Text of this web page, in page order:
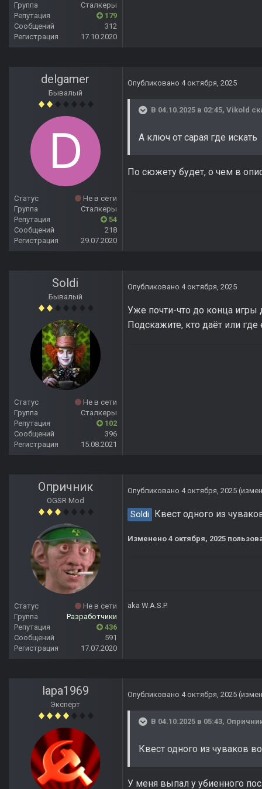
Группа
Сталкеры
Репутация
179
Сообщений
312
Регистрация
17.10.2020
delgamer
Бывалый
Статус
Не в сети
Группа
Сталкеры
Репутация
54
Сообщений
218
Регистрация
29.07.2020
Опубликовано 4 октября, 2025
В 04.10.2025 в 02:45, Vikold
А ключ от сарая где искать
По сюжету будет, о чем в
Soldi
Бывалый
Статус
Не в сети
Группа
Сталкеры
Репутация
102
Сообщений
396
Регистрация
15.08.2021
Опубликовано 4 октября, 2025
Уже почти-что до конца игры
Подскажите, кто даёт или
Опричник
OGSR Mod
Статус
Не в сети
Группа
Разработчики
Репутация
436
Сообщений
591
Регистрация
17.07.2020
Опубликовано 4 октября, 2025
Soldi Квест одного из
Изменено 4 октября, 2025
aka W.A.S.P.
lapa1969
Эксперт
Опубликовано 4 октября, 2025
В 04.10.2025 в 05:43,
Квест одного из чуваков
У меня выпал у убиенного